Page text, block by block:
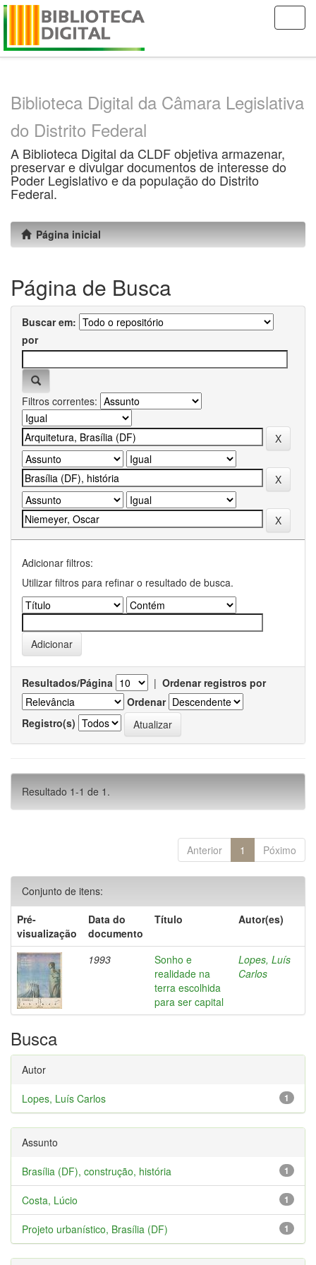
Skip
Biblioteca Digital da Câmara Legislativa
do Distrito Federal
A Biblioteca Digital da CLDF objetiva armazenar,
preservar e divulgar documentos de interesse do
Poder Legislativo e da população do Distrito
Federal.
Página inicial
Página de Busca
Buscar em:
por
Filtros correntes:
Adicionar filtros:
Utilizar filtros para refinar o resultado de busca.
Resultados/Página | Ordenar registros por
Ordenar
Registro(s)
Resultado 1-1 de 1.
Anterior 1 Póximo
Conjunto de itens:
Pré-
visualização
Data do
documento
Título Autor(es)
1993
Sonho e
realidade na
terra escolhida
para ser capital
Lopes, Luís
Carlos
Busca
Autor
1
Lopes, Luís Carlos
Assunto
1
Brasília (DF), construção, história
1
Costa, Lúcio
1
Projeto urbanístico, Brasília (DF)